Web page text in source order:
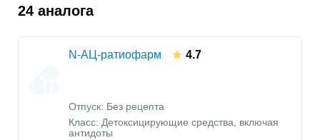
24 аналога
N-АЦ-ратиофарм 4.7
Отпуск: Без рецепта
Класс: Детоксицирующие средства, включая
антидоты